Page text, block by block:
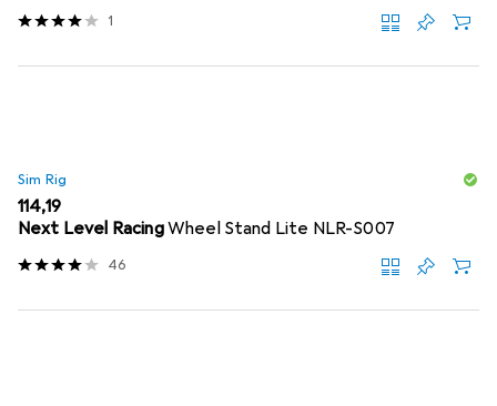
1
Sim Rig
EUR
114,19
Next Level RacingWheel Stand Lite NLR-S007
46